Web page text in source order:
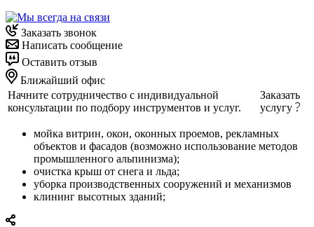
Заказать звонок
Написать сообщение
Оставить отзыв
Ближайший офис
Начните сотрудничество с индивидуальной
консультации по подбору инструментов и услуг.
Заказать
услугу
мойка витрин, окон, оконных проемов, рекламных
объектов и фасадов (возможно использование методов
промышленного альпинизма);
очистка крыш от снега и льда;
уборка производственных сооружений и механизмов
клининг высотных зданий;